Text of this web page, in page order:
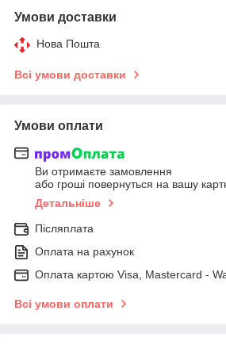
Умови доставки
Нова Пошта
Всі умови доставки
Умови оплати
Ви отримаєте замовлення
або гроші повернуться на вашу
Детальніше
Післяплата
Оплата на рахунок
Оплата картою Visa, Mastercard -
Всі умови оплати